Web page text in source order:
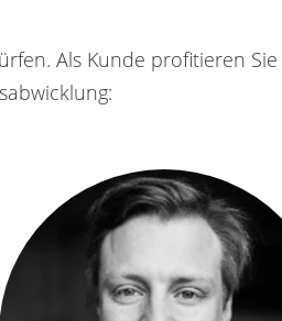
Als Kunde profitieren